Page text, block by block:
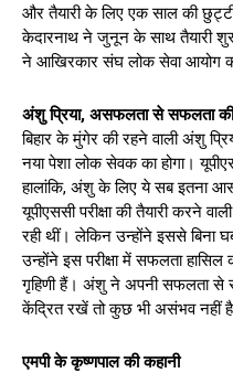
और तैयारी के लिए एक साल की छुट्टी
केदारनाथ ने जुनून के साथ तैयारी
ने आखिरकार संघ लोक सेवा आयोग की
अंशु प्रिया, असफलता से सफलता की
बिहार के मुंगेर की रहने वाली अंशु
नया पेशा लोक सेवक का होगा।
हालांकि, अंशु के लिए ये सब इतना
यूपीएससी परीक्षा की तैयारी
रही थीं। लेकिन उन्होंने इससे बिना
उन्होंने इस परीक्षा में सफलता
गृहिणी हैं। अंशु ने अपनी सफलता से
केंद्रित रखें तो कुछ भी असंभव नहीं
एमपी के कृष्णपाल की कहानी